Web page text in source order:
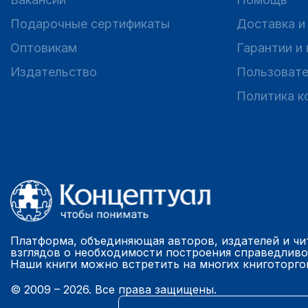
Подарочные сертификаты
Оптовикам
Издательство
Доставка и
Гарантии и
Политика
Платформа, объединяющая авторов, издателей и
взглядов о необходимости построения
Наши книги можно встретить на многих
© 2009 – 2026. Все права защищены.